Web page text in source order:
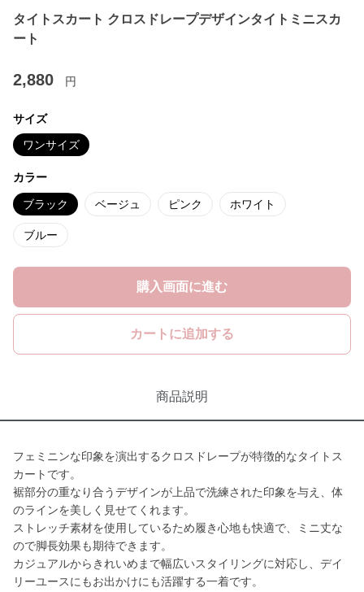
タイトスカート クロスドレープデザインタイトミニスカ
ート
2,880 円
サイズ
ワンサイズ
カラー
ブラック ベージュ ピンク ホワイト
ブルー
購入画面に進む
カートに追加する
商品説明
フェミニンな印象を演出するクロスドレープが特徴的なタイトス
カートです。
裾部分の重なり合うデザインが上品で洗練された印象を与え、体
のラインを美しく見せてくれます。
ストレッチ素材を使用しているため履き心地も快適で、ミニ丈な
ので脚長効果も期待できます。
カジュアルからきれいめまで幅広いスタイリングに対応し、デイ
リーユースにもお出かけにも活躍する一着です。